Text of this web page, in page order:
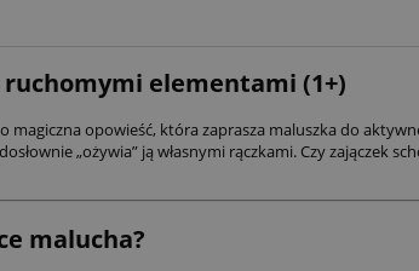
ruchomymi elementami (1+)
magiczna opowieść, która zaprasza maluszka do
„ożywia” ją własnymi rączkami. Czy zajączek
malucha?